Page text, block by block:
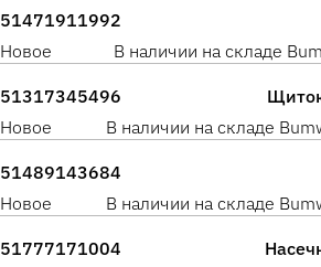
51471911992
Новое
В наличии на складе
51317345496
Новое
В наличии на складе
51489143684
Новое
В наличии на складе
51777171004